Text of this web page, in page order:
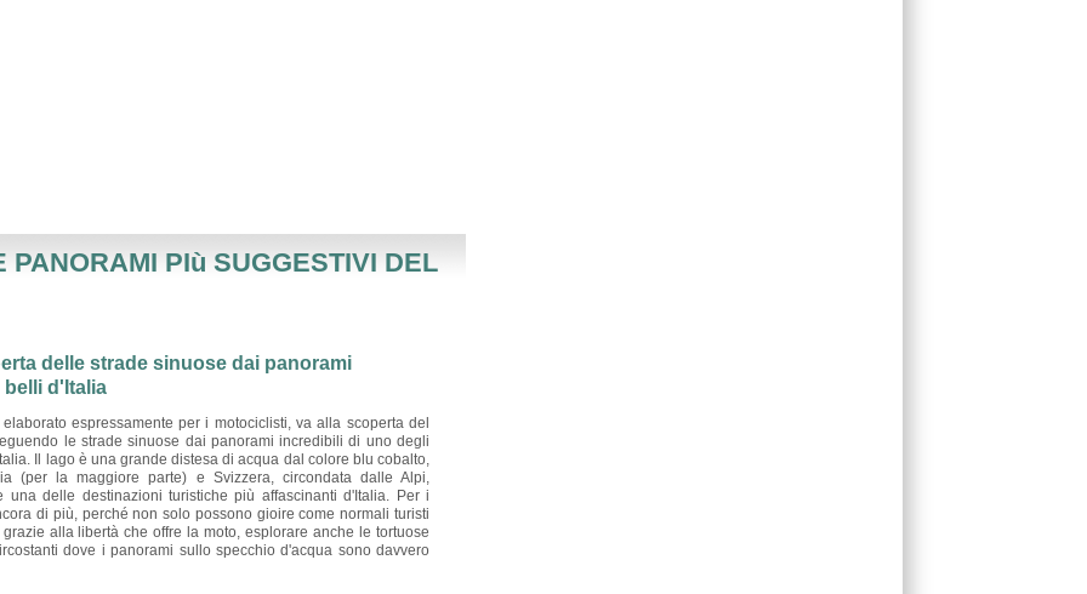
PANORAMI PIù SUGGESTIVI DEL
delle strade sinuose dai panorami
d'Italia
espressamente per i motociclisti, va alla scoperta del
le strade sinuose dai panorami incredibili di uno degli
Il lago è una grande distesa di acqua dal colore blu cobalto,
(per la maggiore parte) e Svizzera, circondata dalle Alpi,
una delle destinazioni turistiche più affascinanti d'Italia. Per i
di più, perché non solo possono gioire come normali turisti
alla libertà che offre la moto, esplorare anche le tortuose
dove i panorami sullo specchio d'acqua sono davvero